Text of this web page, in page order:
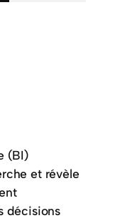
(BI)
et révèle
décisions